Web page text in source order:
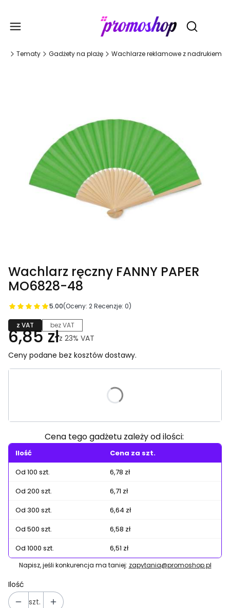
Otwórz
Tematy Gadżety na plażę Wachlarze reklamowe z nadrukiem
Wachlarz ręczny FANNY PAPER
MO6828-48
5.00(Oceny: 2 Recenzje: 0)
z VAT bez VAT
6,85 złz 23% VAT
Ceny podane bez kosztów dostawy.
Poszczególne warianty mogą różnić się ceną
Cena tego gadżetu zależy od ilości:
Ilość
Cena za szt.
Od 100 szt.
6,78 zł
Od 200 szt.
6,71 zł
Od 300 szt.
6,64 zł
Od 500 szt.
6,58 zł
Od 1000 szt.
6,51 zł
Napisz, jeśli konkurencja ma taniej: zapytania@promoshop.pl
Ilość
szt.